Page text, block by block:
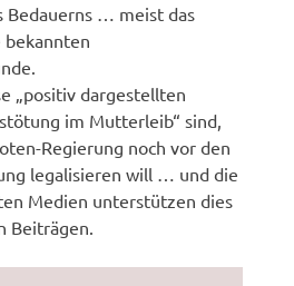
Bedauerns … meist das
bekannten
„positiv dargestellten
im Mutterleib“ sind,
Regierung noch vor den
legalisieren will … und die
Medien unterstützen dies
Beiträgen.